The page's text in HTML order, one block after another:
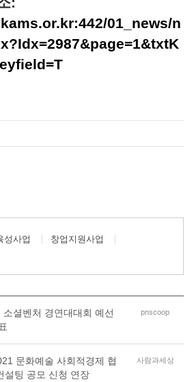
01_news/n
성사업
창업지원사업
셜벤처 경연대대회 예선
pnscoop
문화예술 사회적경제 협
설팅 공모 신청 연장
사람과세상